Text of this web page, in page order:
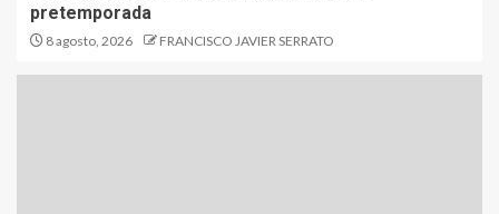
pretemporada
8 agosto, 2026 FRANCISCO JAVIER SERRATO